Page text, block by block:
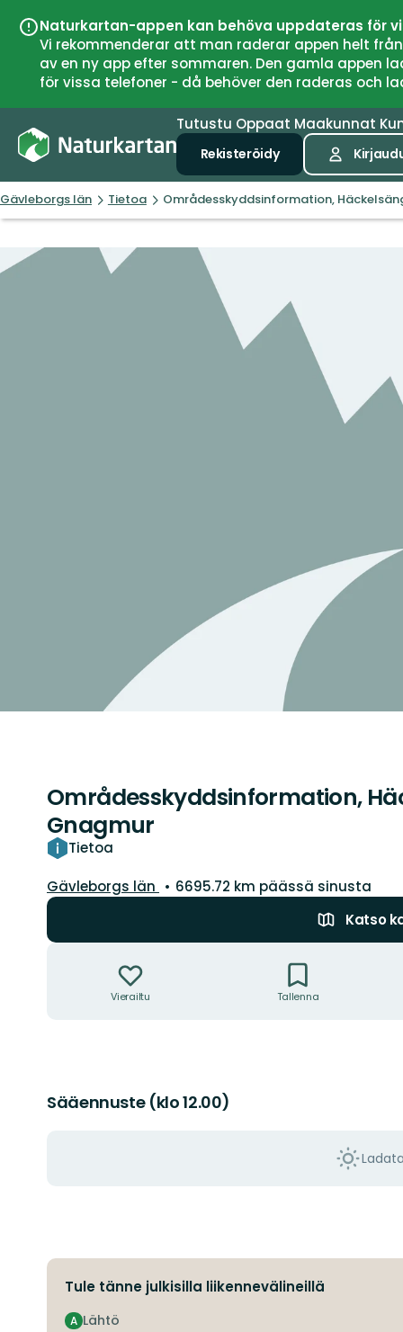
Naturkartan-appen kan behöva uppdateras för
Vi rekommenderar att man raderar appen helt
av en ny app efter sommaren. Den gamla
för vissa telefoner - då behöver den raderas och
Tutustu Oppaat Maakunnat
Rekisteröidy
Gävleborgs län Tietoa Områdesskyddsinformation,
Områdesskyddsinformation,
Gnagmur
Tietoa
Kunta:
Gävleborgs län
6695.72 km päässä sinusta
Katso
Vierailtu Tallenna
Sääennuste (klo 12.00)
Tule tänne julkisilla liikennevälineillä
Lähtö
A